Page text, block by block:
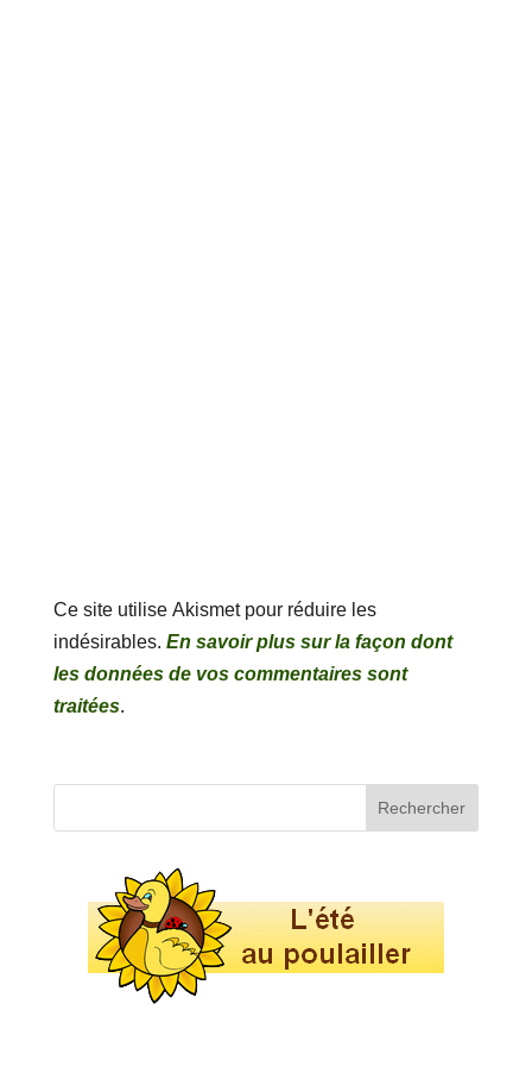
Ce site utilise Akismet pour réduire les
indésirables. En savoir plus sur la façon dont
les données de vos commentaires sont
traitées.